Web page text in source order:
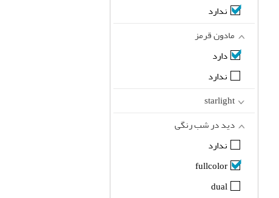
ندارد
مادون قرمز
دارد
ندارد
starlight
دید در شب رنگی
ندارد
fullcolor
dual